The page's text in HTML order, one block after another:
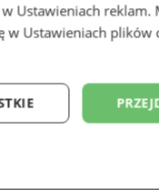
w
Ustawieniach reklam.
w Ustawieniach plików